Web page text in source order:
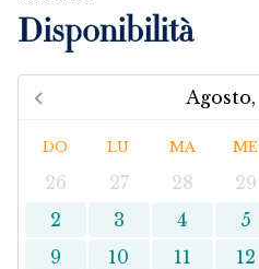
Disponibilità
Agosto,
DO LU MA ME
26 27 28 29
2
3 4 5
9
10 11 12